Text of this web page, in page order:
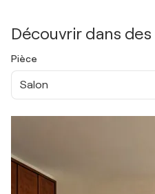
Découvrir dans
Pièce
Salon